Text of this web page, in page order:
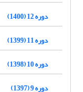
دوره 12 (1400)
دوره 11 (1399)
دوره 10 (1398)
دوره 9 (1397)